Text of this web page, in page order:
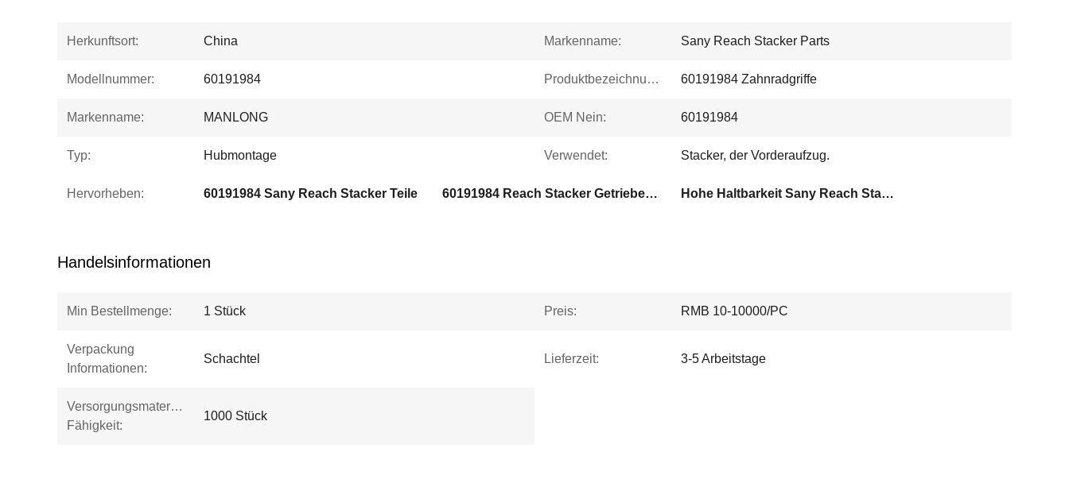
Herkunftsort: China Markenname: Sany Reach Stacker Parts
Modellnummer: 60191984 Produktbezeichnung: 60191984 Zahnradgriffe
Markenname: MANLONG OEM Nein: 60191984
Typ: Hubmontage Verwendet: Stacker, der Vorderaufzug.
Hervorheben: 60191984 Sany Reach Stacker Teile 60191984 Reach Stacker Getriebehandgriff Hohe Haltbarkeit Sany Reach Stacker Teile
Handelsinformationen
Min Bestellmenge: 1 Stück Preis: RMB 10-10000/PC
Verpackung
Informationen:
Schachtel Lieferzeit: 3-5 Arbeitstage
Versorgungsmaterial-
Fähigkeit:
1000 Stück